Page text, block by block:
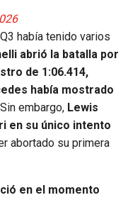
había tenido varios
abrió la batalla por
de 1:06.414,
había mostrado
Sin embargo, Lewis
en su único intento
abortado su primera
en el momento